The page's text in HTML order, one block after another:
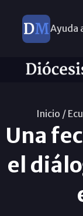
Ayuda
Inicio /
Una
el